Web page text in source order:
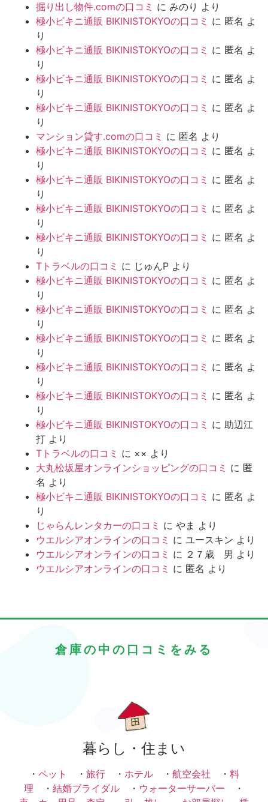
掘り出し物件.comの口コミ に みのり より
極小ビキニ通販 BIKINISTOKYOの口コミ に 匿名 よ
り
極小ビキニ通販 BIKINISTOKYOの口コミ に 匿名 よ
り
極小ビキニ通販 BIKINISTOKYOの口コミ に 匿名 よ
り
極小ビキニ通販 BIKINISTOKYOの口コミ に 匿名 よ
り
マンション貸す.comの口コミ に 匿名 より
極小ビキニ通販 BIKINISTOKYOの口コミ に 匿名 よ
り
極小ビキニ通販 BIKINISTOKYOの口コミ に 匿名 よ
り
極小ビキニ通販 BIKINISTOKYOの口コミ に 匿名 よ
り
極小ビキニ通販 BIKINISTOKYOの口コミ に 匿名 よ
り
Tトラベルの口コミ に じゅんP より
極小ビキニ通販 BIKINISTOKYOの口コミ に 匿名 よ
り
極小ビキニ通販 BIKINISTOKYOの口コミ に 匿名 よ
り
極小ビキニ通販 BIKINISTOKYOの口コミ に 匿名 よ
り
極小ビキニ通販 BIKINISTOKYOの口コミ に 匿名 よ
り
極小ビキニ通販 BIKINISTOKYOの口コミ に 匿名 よ
り
極小ビキニ通販 BIKINISTOKYOの口コミ に 助辺江
打 より
Tトラベルの口コミ に ×× より
大丸松坂屋オンラインショッピングの口コミ に 匿
名 より
極小ビキニ通販 BIKINISTOKYOの口コミ に 匿名 よ
り
じゃらんレンタカーの口コミ に やま より
ウエルシアオンラインの口コミ に ユースキン より
ウエルシアオンラインの口コミ に ２７歳 男 より
ウエルシアオンラインの口コミ に 匿名 より
倉庫の中の口コミをみる
暮らし・住まい
・ ペット ・ 旅行 ・ ホテル ・ 航空会社 ・ 料
理 ・ 結婚ブライダル ・ ウォーターサーバー ・